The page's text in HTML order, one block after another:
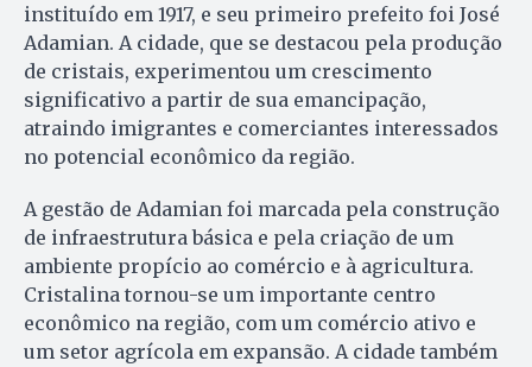
instituído em 1917, e seu primeiro prefeito foi José
Adamian. A cidade, que se destacou pela produção
de cristais, experimentou um crescimento
significativo a partir de sua emancipação,
atraindo imigrantes e comerciantes interessados
no potencial econômico da região.
A gestão de Adamian foi marcada pela construção
de infraestrutura básica e pela criação de um
ambiente propício ao comércio e à agricultura.
Cristalina tornou-se um importante centro
econômico na região, com um comércio ativo e
um setor agrícola em expansão. A cidade também